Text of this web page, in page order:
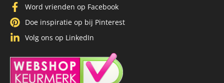
Word vrienden op Facebook
Doe inspiratie op bij Pinterest
Volg ons op LinkedIn